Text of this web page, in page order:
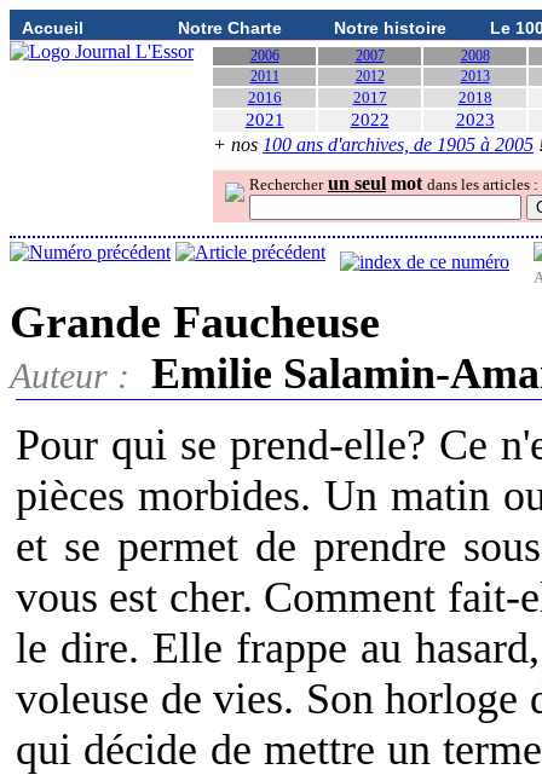
Accueil Notre Charte Notre histoire Le
2006 2007
2008
2011
2012 2013
2016 2017 2018
2021 2022 2023
+ nos 100 ans d'archives, de 1905 à 2005
Rechercher un seul mot dans les articles :
Grande Faucheuse
Auteur :
Emilie Salamin-
Pour qui se prend-elle? Ce
pièces morbides. Un matin
et se permet de prendre
vous est cher. Comment fait-
le dire. Elle frappe au
voleuse de vies. Son horloge
qui décide de mettre un